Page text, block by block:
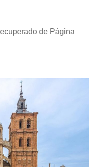
de Página